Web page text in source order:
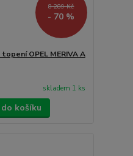
8 289 Kč
- 70 %
OPEL MERIVA A
skladem 1 ks
košíku